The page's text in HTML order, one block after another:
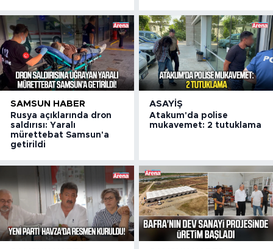
SAMSUN HABER
Rusya açıklarında dron
saldırısı: Yaralı
mürettebat Samsun'a
getirildi
ASAYIŞ
Atakum'da polise
mukavemet: 2 tutuklama